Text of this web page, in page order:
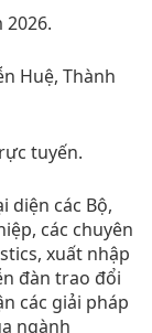
2026.
Huệ, Thành
tuyến.
diện các Bộ,
các chuyên
xuất nhập
đàn trao đổi
các giải pháp
ngành